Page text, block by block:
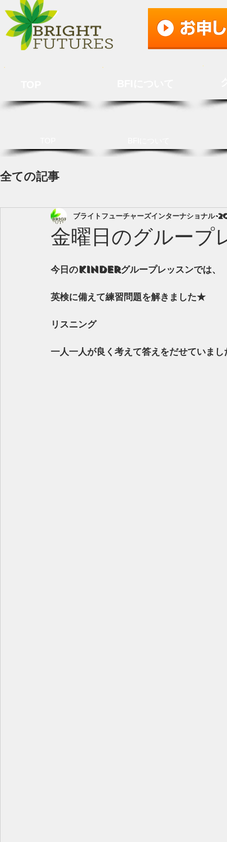
全ての記事
金曜日のグループ
ブライトフューチャーズインターナショナル
今日のkinderグループレッスンでは、
英検に備えて練習問題を解きました★
リスニング
一人一人が良く考えて答えをだせていまし